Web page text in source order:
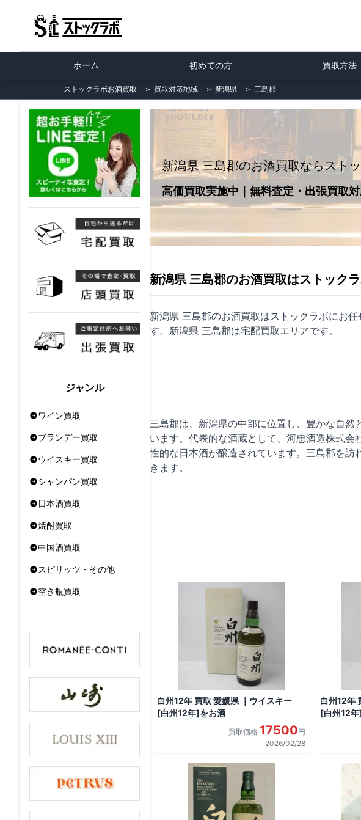
ホーム 初めての方 買取方法
ストックラボお酒買取 ＞ 買取対応地域 ＞ 新潟県 ＞ 三島郡
ジャンル
ワイン買取
ブランデー買取
ウイスキー買取
シャンパン買取
日本酒買取
焼酎買取
中国酒買取
スピリッツ・その他
空き瓶買取
新潟県 三島郡のお酒買取ならスト
高価買取実施中｜無料査定・出張買取
新潟県 三島郡のお酒買取はストック
新潟県 三島郡のお酒買取はストックラボにお
す。新潟県 三島郡は宅配買取エリアです。
三島郡は、新潟県の中部に位置し、豊かな自
います。代表的な酒蔵として、河忠酒造株式
性的な日本酒が醸造されています。三島郡を
きます。
白州12年 買取 愛媛県 ｜ウイスキー
[白州12年]をお酒
買取価格 17500円
2026/02/28
白州12年
[白州12